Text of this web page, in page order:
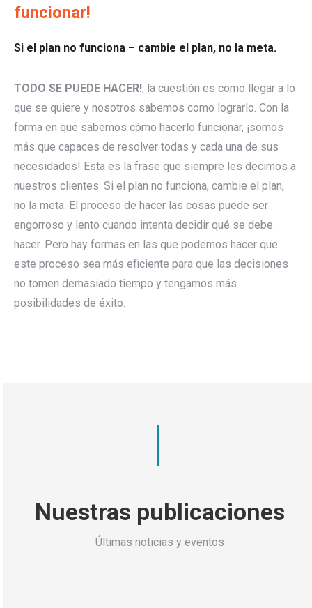
funcionar!
Si el plan no funciona – cambie el plan, no la meta.
TODO SE PUEDE HACER!, la cuestión es como llegar a lo
que se quiere y nosotros sabemos como lograrlo. Con la
forma en que sabemos cómo hacerlo funcionar, ¡somos
más que capaces de resolver todas y cada una de sus
necesidades! Esta es la frase que siempre les decimos a
nuestros clientes. Si el plan no funciona, cambie el plan,
no la meta. El proceso de hacer las cosas puede ser
engorroso y lento cuando intenta decidir qué se debe
hacer. Pero hay formas en las que podemos hacer que
este proceso sea más eficiente para que las decisiones
no tomen demasiado tiempo y tengamos más
posibilidades de éxito.
Nuestras publicaciones
Últimas noticias y eventos